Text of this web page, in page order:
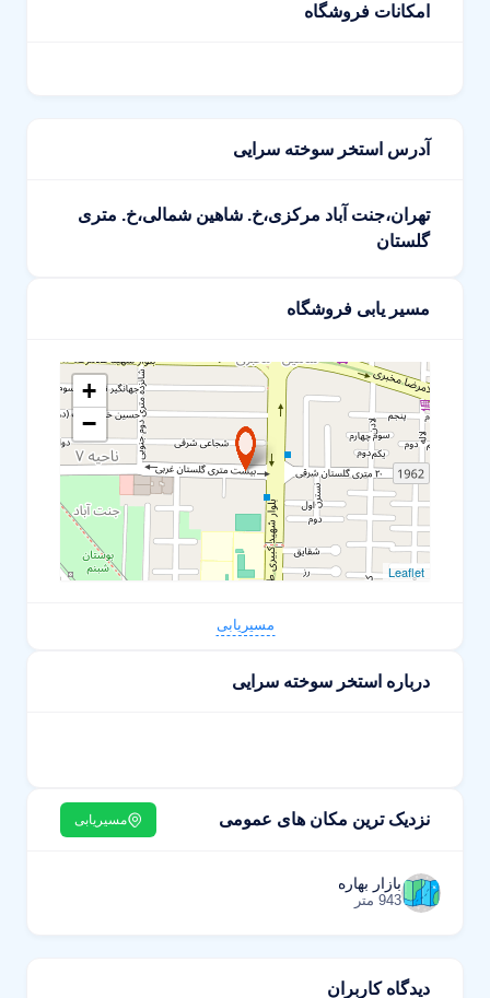
امکانات فروشگاه
آدرس استخر سوخته سرایی
تهران،جنت آباد مرکزی،خ. شاهین شمالی،خ. متری
گلستان
مسیر یابی فروشگاه
+
−
Leaflet
مسیریابی
درباره استخر سوخته سرایی
نزدیک ترین مکان های عمومی مسیریابی
بازار بهاره
943 متر
دیدگاه کاربران